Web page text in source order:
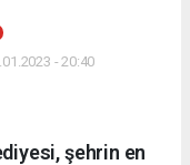
- 20:40
şehrin en